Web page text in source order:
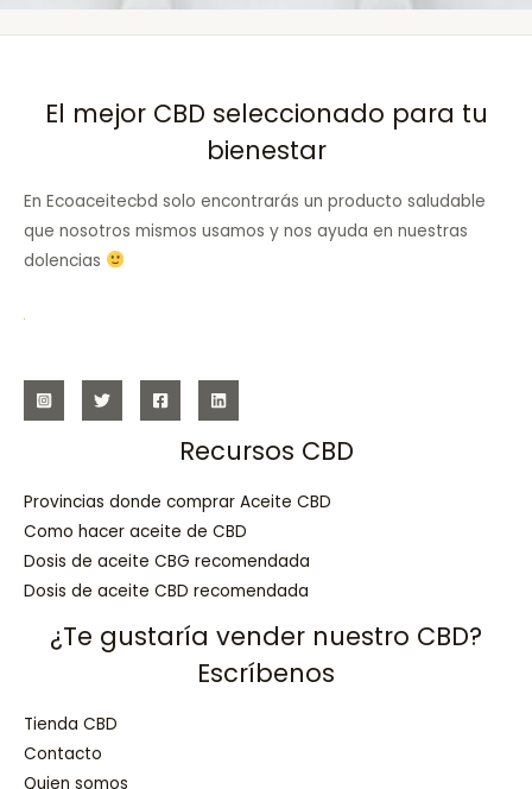
El mejor CBD seleccionado para tu
bienestar
En Ecoaceitecbd solo encontrarás un producto saludable
que nosotros mismos usamos y nos ayuda en nuestras
dolencias
Recursos CBD
Provincias donde comprar Aceite CBD
Como hacer aceite de CBD
Dosis de aceite CBG recomendada
Dosis de aceite CBD recomendada
¿Te gustaría vender nuestro CBD?
Escríbenos
Tienda CBD
Contacto
Quien somos